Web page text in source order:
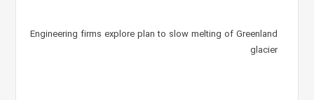
Engineering firms explore plan to slow melting of Greenland
glacier